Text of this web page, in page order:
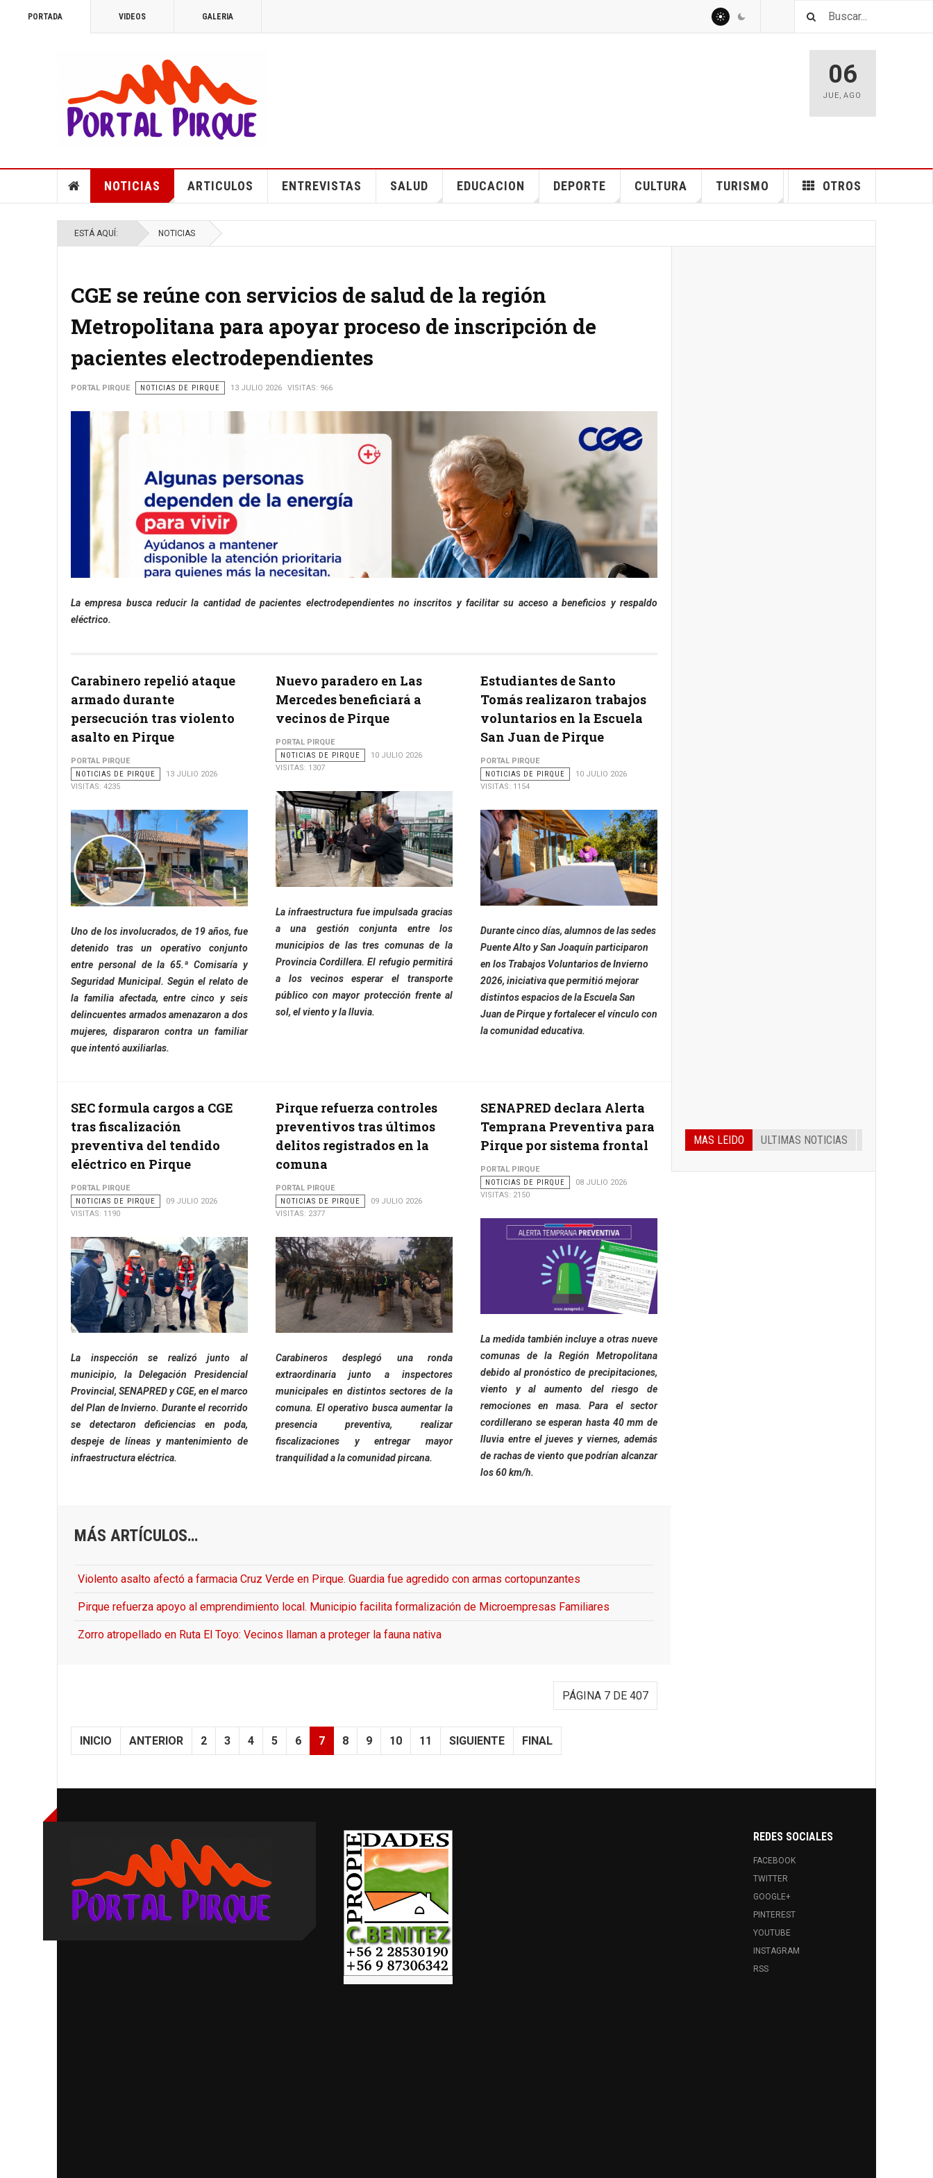
PORTADA VIDEOS GALERIA
06
JUE,AGO
NOTICIAS ARTICULOS ENTREVISTAS SALUD EDUCACION DEPORTE CULTURA TURISMO OTROS
ESTÁ AQUÍ: NOTICIAS
CGE se reúne con servicios de salud de la región
Metropolitana para apoyar proceso de inscripción de
pacientes electrodependientes
PORTAL PIRQUE NOTICIAS DE PIRQUE 13 JULIO 2026 VISITAS: 966
La empresa busca reducir la cantidad de pacientes electrodependientes no inscritos y facilitar su acceso a beneficios y respaldo
eléctrico.
Carabinero repelió ataque
armado durante
persecución tras violento
asalto en Pirque
PORTAL PIRQUE
NOTICIAS DE PIRQUE
13 JULIO 2026
VISITAS: 4235
Uno de los involucrados, de 19 años, fue
detenido tras un operativo conjunto
entre personal de la 65.ª Comisaría y
Seguridad Municipal. Según el relato de
la familia afectada, entre cinco y seis
delincuentes armados amenazaron a dos
mujeres, dispararon contra un familiar
que intentó auxiliarlas.
Nuevo paradero en Las
Mercedes beneficiará a
vecinos de Pirque
PORTAL PIRQUE
NOTICIAS DE PIRQUE
10 JULIO 2026
VISITAS: 1307
La infraestructura fue impulsada gracias
a una gestión conjunta entre los
municipios de las tres comunas de la
Provincia Cordillera. El refugio permitirá
a los vecinos esperar el transporte
público con mayor protección frente al
sol, el viento y la lluvia.
Estudiantes de Santo
Tomás realizaron trabajos
voluntarios en la Escuela
San Juan de Pirque
PORTAL PIRQUE
NOTICIAS DE PIRQUE
10 JULIO 2026
VISITAS: 1154
Durante cinco días, alumnos de las sedes
Puente Alto y San Joaquín participaron
en los Trabajos Voluntarios de Invierno
2026, iniciativa que permitió mejorar
distintos espacios de la Escuela San
Juan de Pirque y fortalecer el vínculo con
la comunidad educativa.
SEC formula cargos a CGE
tras fiscalización
preventiva del tendido
eléctrico en Pirque
PORTAL PIRQUE
NOTICIAS DE PIRQUE
09 JULIO 2026
VISITAS: 1190
La inspección se realizó junto al
municipio, la Delegación Presidencial
Provincial, SENAPRED y CGE, en el marco
del Plan de Invierno. Durante el recorrido
se detectaron deficiencias en poda,
despeje de líneas y mantenimiento de
infraestructura eléctrica.
Pirque refuerza controles
preventivos tras últimos
delitos registrados en la
comuna
PORTAL PIRQUE
NOTICIAS DE PIRQUE
09 JULIO 2026
VISITAS: 2377
Carabineros desplegó una ronda
extraordinaria junto a inspectores
municipales en distintos sectores de la
comuna. El operativo busca aumentar la
presencia preventiva, realizar
fiscalizaciones y entregar mayor
tranquilidad a la comunidad pircana.
SENAPRED declara Alerta
Temprana Preventiva para
Pirque por sistema frontal
PORTAL PIRQUE
NOTICIAS DE PIRQUE
08 JULIO 2026
VISITAS: 2150
La medida también incluye a otras nueve
comunas de la Región Metropolitana
debido al pronóstico de precipitaciones,
viento y al aumento del riesgo de
remociones en masa. Para el sector
cordillerano se esperan hasta 40 mm de
lluvia entre el jueves y viernes, además
de rachas de viento que podrían alcanzar
los 60 km/h.
MÁS ARTÍCULOS…
Violento asalto afectó a farmacia Cruz Verde en Pirque. Guardia fue agredido con armas cortopunzantes
Pirque refuerza apoyo al emprendimiento local. Municipio facilita formalización de Microempresas Familiares
Zorro atropellado en Ruta El Toyo: Vecinos llaman a proteger la fauna nativa
PÁGINA 7 DE 407
INICIO ANTERIOR 2 3 4 5 6 7 8 9 10 11 SIGUIENTE FINAL
MAS LEIDO ULTIMAS NOTICIAS
REDES SOCIALES
FACEBOOK
TWITTER
GOOGLE+
PINTEREST
YOUTUBE
INSTAGRAM
RSS